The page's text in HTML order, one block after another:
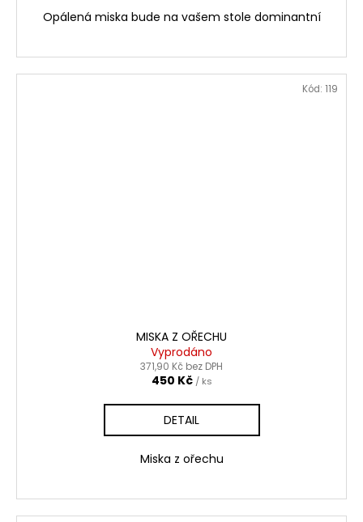
Opálená miska bude na vašem stole dominantní
MISKA Z OŘECHU
Vyprodáno
371,90 Kč bez DPH
450 Kč / ks
DETAIL
Miska z ořechu
Kód: 119